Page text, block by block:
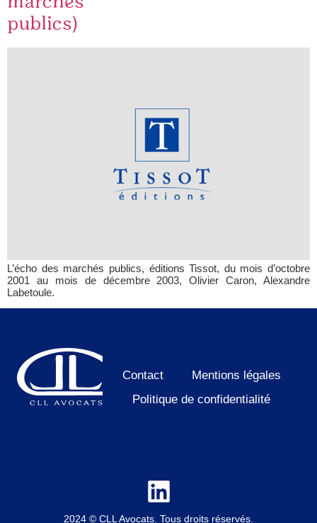
publics)
L’écho des marchés publics, éditions Tissot, du mois d’octobre
2001 au mois de décembre 2003, Olivier Caron, Alexandre
Labetoule.
Contact
Mentions légales
Politique de confidentialité
2024 © CLL Avocats. Tous droits réservés.